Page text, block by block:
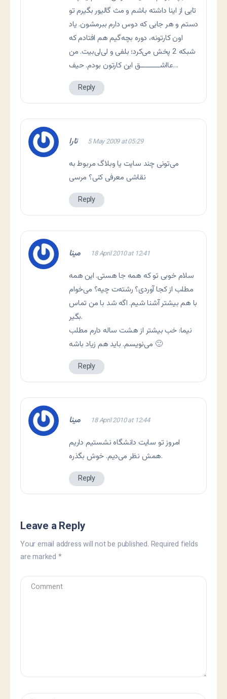
تایی از اینا داشته باشم و مث گالیور بگیرم تو
دستم و هر جایی که دوس دارم ببرمشون. یاد
اون کارتونه، دوره بچه‌گیم هم افتادم که
شبکه 2 پخش می‌کرد؛ بلفی و لی‌لی‌بیت. من
عااشــــــــــق این کارتون بودم. حیف…
Reply
تارا 5 May 2009 at 05:29
می‌تونی چند سایت یا وبلاگ مربوط به
نقاشی معرفی کنی؟ مرسی
Reply
مینا 18 April 2010 at 12:41
سلام خوبی تو که همه جا هستی. این همه
مطلب از کجا آوردی؟ رشته‌ت چیه؟ می‌خوام
با هم بیشتر آشنا شیم. اگه شد با من تماس
بگیر.
نیما: خب بیشتر از هشت ساله دارم مطلب
می‌نویسم. باید هم زیاد باشه 🙂
Reply
مینا 18 April 2010 at 12:44
امروز تو سایت دانشگاه نشستیم داریم
همش نظر می‌دیم. خوش بگذره.
Reply
Leave a Reply
Your email address will not be published. Required fields
are marked *